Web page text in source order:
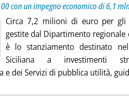
con un impegno economico di 6,1
Circa 7,2 milioni di euro per gli
gestite dal Dipartimento regionale
è lo stanziamento destinato
Siciliana a investimenti
e dei Servizi di pubblica utilità,